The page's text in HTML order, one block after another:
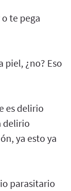
te pega
piel, ¿no? Eso
es delirio
delirio
ya esto ya
parasitario